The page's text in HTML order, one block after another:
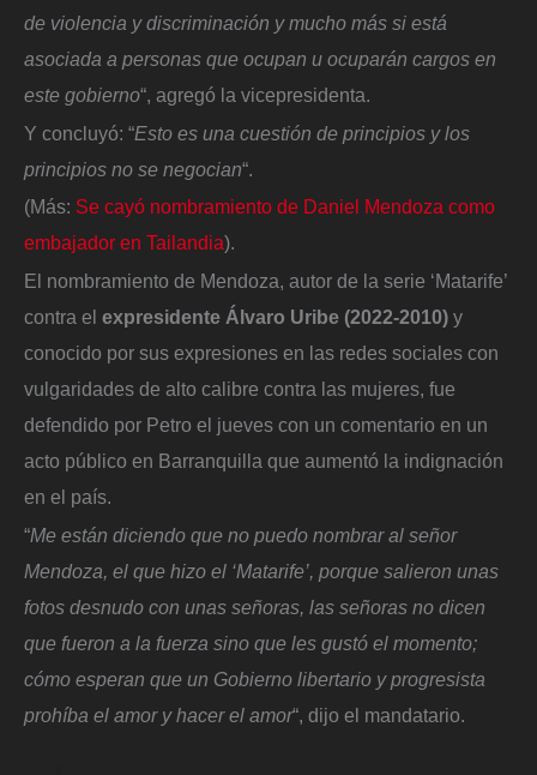
de violencia y discriminación y mucho más si está
asociada a personas que ocupan u ocuparán cargos en
este gobierno“, agregó la vicepresidenta.
Y concluyó: “Esto es una cuestión de principios y los
principios no se negocian“.
(Más: Se cayó nombramiento de Daniel Mendoza como
embajador en Tailandia).
El nombramiento de Mendoza, autor de la serie ‘Matarife’
contra el expresidente Álvaro Uribe (2022-2010) y
conocido por sus expresiones en las redes sociales con
vulgaridades de alto calibre contra las mujeres, fue
defendido por Petro el jueves con un comentario en un
acto público en Barranquilla que aumentó la indignación
en el país.
“Me están diciendo que no puedo nombrar al señor
Mendoza, el que hizo el ‘Matarife’, porque salieron unas
fotos desnudo con unas señoras, las señoras no dicen
que fueron a la fuerza sino que les gustó el momento;
cómo esperan que un Gobierno libertario y progresista
prohíba el amor y hacer el amor“, dijo el mandatario.